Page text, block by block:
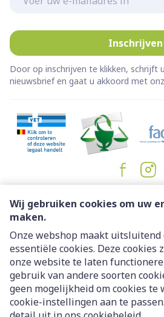
Wij gebruiken cookies om uw
maken.
Onze webshop maakt
essentiële cookies. Deze cookies
onze website te laten
gebruik van andere soorten
geen mogelijkheid om cookies te
cookie-instellingen aan te
Inschrijven
Door op inschrijven te klikken, schrijft
nieuwsbrief en gaat u akkoord met
Juridische links